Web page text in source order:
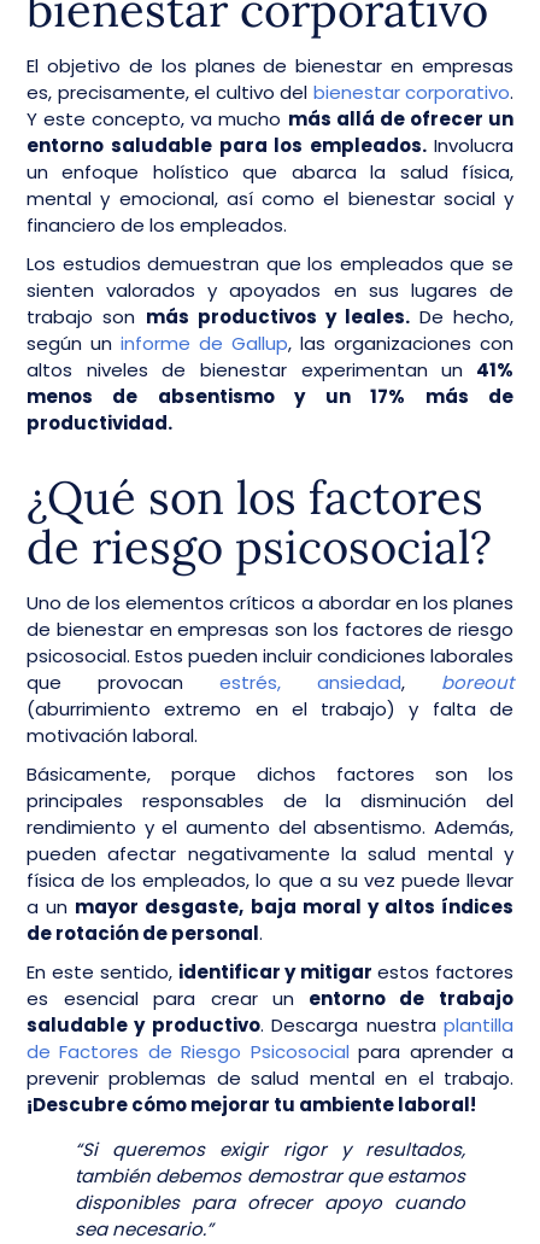
El objetivo de los planes de bienestar en empresas
es, precisamente, el cultivo del bienestar corporativo.
Y este concepto, va mucho más allá de ofrecer un
entorno saludable para los empleados. Involucra
un enfoque holístico que abarca la salud física,
mental y emocional, así como el bienestar social y
financiero de los empleados.
Los estudios demuestran que los empleados que se
sienten valorados y apoyados en sus lugares de
trabajo son más productivos y leales. De hecho,
según un informe de Gallup, las organizaciones con
altos niveles de bienestar experimentan un 41%
menos de absentismo y un 17% más de
productividad.
¿Qué son los factores
de riesgo psicosocial?
Uno de los elementos críticos a abordar en los planes
de bienestar en empresas son los factores de riesgo
psicosocial. Estos pueden incluir condiciones laborales
que provocan estrés, ansiedad, boreout
(aburrimiento extremo en el trabajo) y falta de
motivación laboral.
Básicamente, porque dichos factores son los
principales responsables de la disminución del
rendimiento y el aumento del absentismo. Además,
pueden afectar negativamente la salud mental y
física de los empleados, lo que a su vez puede llevar
a un mayor desgaste, baja moral y altos índices
de rotación de personal.
En este sentido, identificar y mitigarestos factores
es esencial para crear un entorno de trabajo
saludable y productivo. Descarga nuestraplantilla
de Factores de Riesgo Psicosocial para aprender a
prevenir problemas de salud mental en el trabajo.
¡Descubre cómo mejorar tu ambiente laboral!
“Si queremos exigir rigor y resultados,
también debemos demostrar que estamos
disponibles para ofrecer apoyo cuando
sea necesario.”